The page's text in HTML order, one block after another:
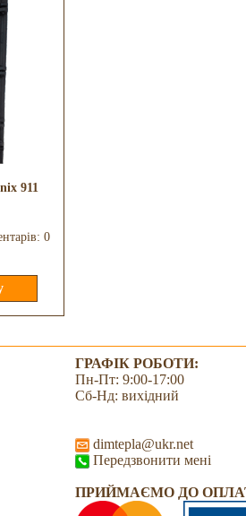
911
0
ГРАФІК РОБОТИ:
Пн-Пт: 9:00-17:00
Сб-Нд: вихідний
dimtepla@ukr.net
Передзвонити мені
ПРИЙМАЄМО ДО